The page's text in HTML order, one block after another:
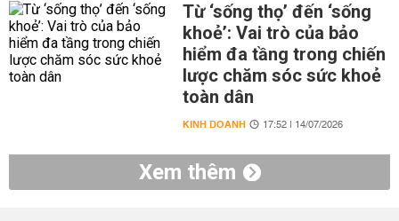
Từ ‘sống thọ’ đến ‘sống
khoẻ’: Vai trò của bảo
hiểm đa tầng trong chiến
lược chăm sóc sức khoẻ
toàn dân
KINH DOANH 17:52 | 14/07/2026
Xem thêm